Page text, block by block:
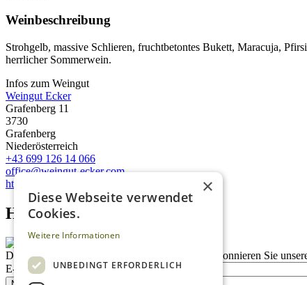
Weinbeschreibung
Strohgelb, massive Schlieren, fruchtbetontes Bukett, Maracuja,
herrlicher Sommerwein.
Infos zum Weingut
Weingut Ecker
Grafenberg 11
3730
Grafenberg
Niederösterreich
+43 699 126 14 066
office@weingut-ecker.com
http://www.weingut-ecker.com
Homepage advert block
Description
Abonnieren Sie
E-Mail
×
Diese Webseite verwendet
Cookies.
Weitere Informationen
UNBEDINGT ERFORDERLICH